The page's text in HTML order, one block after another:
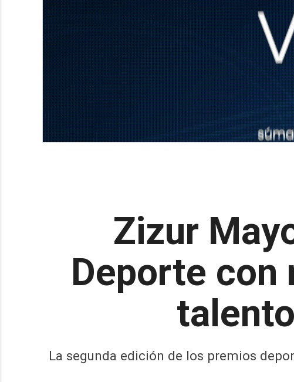
Zizur
Deporte con
La segunda edición de los premios